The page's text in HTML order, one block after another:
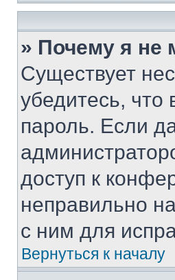
» Почему я не
Существует
убедитесь, что
пароль. Если
доступ к
неправильно
с ним для
Вернуться к началу